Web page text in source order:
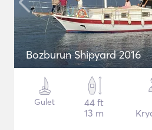
Bozburun Shipyard 2016
Gulet
44 ft
13 m